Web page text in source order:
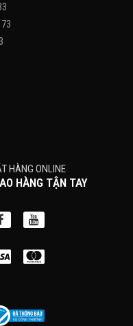
HÀNG ONLINE
HÀNG TẬN TAY